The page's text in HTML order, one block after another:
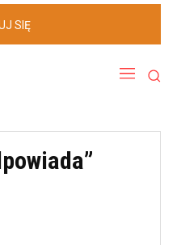
SIĘ